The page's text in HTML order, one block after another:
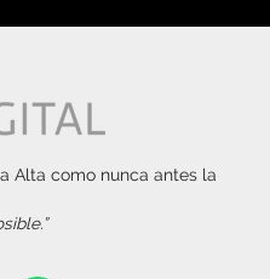
Alta como nunca antes la